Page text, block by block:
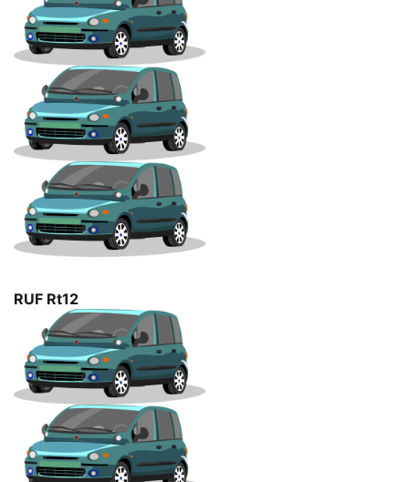
RUF Rt12